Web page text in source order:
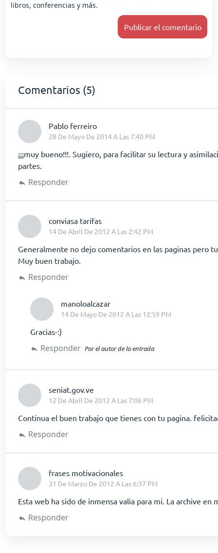
libros, conferencias y más.
Comentarios (5)
Pablo ferreirodice:
28 De Mayo De 2014 A Las 7:40 PM
¡¡¡muy bueno!!!. Sugiero, para facilitar su lectura y
partes.
Responder
conviasa tarifasdice:
14 De Abril De 2012 A Las 2:42 PM
Generalmente no dejo comentarios en las paginas pero
Muy buen trabajo.
Responder
manoloalcazardice:
14 De Mayo De 2012 A Las 12:59 PM
Gracias-:)
Responder Por el autor de la entrada
seniat.gov.ve
12 De Abril De 2012 A Las 7:06 PM
Continua el buen trabajo que tienes con tu pagina.
Responder
frases motivacionalesdice:
31 De Marzo De 2012 A Las 6:37 PM
Esta web ha sido de inmensa valia para mi. La archive en
Responder